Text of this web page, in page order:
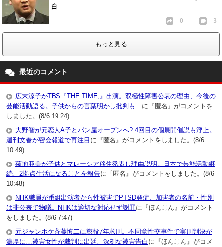
白
0 3
もっと見る
最近のコメント
広末涼子がTBS『THE TIME,』出演。双極性障害公表の理由、今後の
芸能活動語る。子供からの言葉明かし批判も…に『匿名』がコメントを
しました。(8/6 19:24)
大野智が元恋人A子とパン屋オープンへ? 4回目の個展開催説も浮上。
週刊文春が密会報道で再注目 に『匿名』がコメントをしました。(8/6
10:49)
菊地亜美が子供とマレーシア移住発表し理由説明。日本で芸能活動継
続、2拠点生活になることを報告に『匿名』がコメントをしました。(8/6
10:48)
NHK職員が番組出演者から性被害でPTSD発症、加害者の名前・性別
は非公表で物議。NHKは適切な対応せず謝罪に『ほんこん』がコメント
をしました。(8/6 7:47)
元ジャンポケ斉藤慎二に懲役7年求刑。不同意性交事件で実刑判決が
濃厚に…被害女性が裁判に出廷、深刻な被害告白 に『ほんこん』がコメ